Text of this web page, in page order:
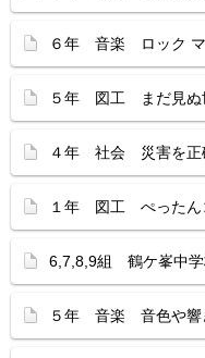
６年 音楽 ロック マ
５年 図工 まだ見ぬ
４年 社会 災害を正
１年 図工 ぺったん
6,7,8,9組 鶴ケ峯中学
５年 音楽 音色や響